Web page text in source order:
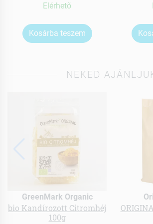
Elérhetõ
Kosárba teszem
NEKED
GreenMark Organic
bio Kandírozott Citromhéj
100g